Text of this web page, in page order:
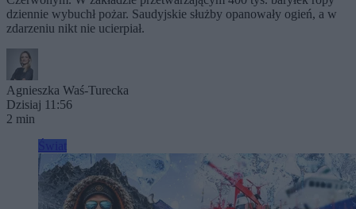
dziennie wybuchł pożar. Saudyjskie służby opanowały ogień, a w
zdarzeniu nikt nie ucierpiał.
Agnieszka Waś-Turecka
Dzisiaj 11:56
2 min